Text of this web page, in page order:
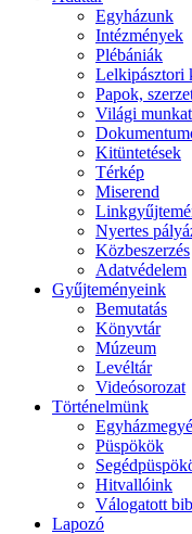
Egyházunk
Intézmények
Plébániák
Lelkipásztori
Papok,
Világi
Kitüntetések
Térkép
Miserend
Nyertes
Közbeszerzés
Adatvédelem
Gyűjteményeink
Bemutatás
Könyvtár
Múzeum
Levéltár
Videósorozat
Történelmünk
Püspökök
Hitvallóink
Válogatott
Lapozó